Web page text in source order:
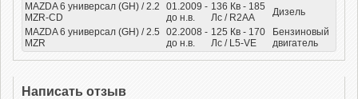
MAZDA 6 универсал (GH) / 2.2
MZR-CD
01.2009 -
до н.в.
136 Кв - 185
Лс / R2AA
Дизель
MAZDA 6 универсал (GH) / 2.5
MZR
02.2008 -
до н.в.
125 Кв - 170
Лс / L5-VE
Бензиновый
двигатель
Написать отзыв